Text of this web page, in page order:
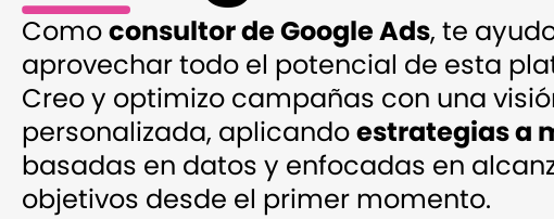
Comoconsultor de Google Ads, te
aprovechar todo el potencial de esta
Creo y optimizo campañas con una
personalizada, aplicandoestrategias a
basadas en datos y enfocadas en
objetivos desde el primer momento.